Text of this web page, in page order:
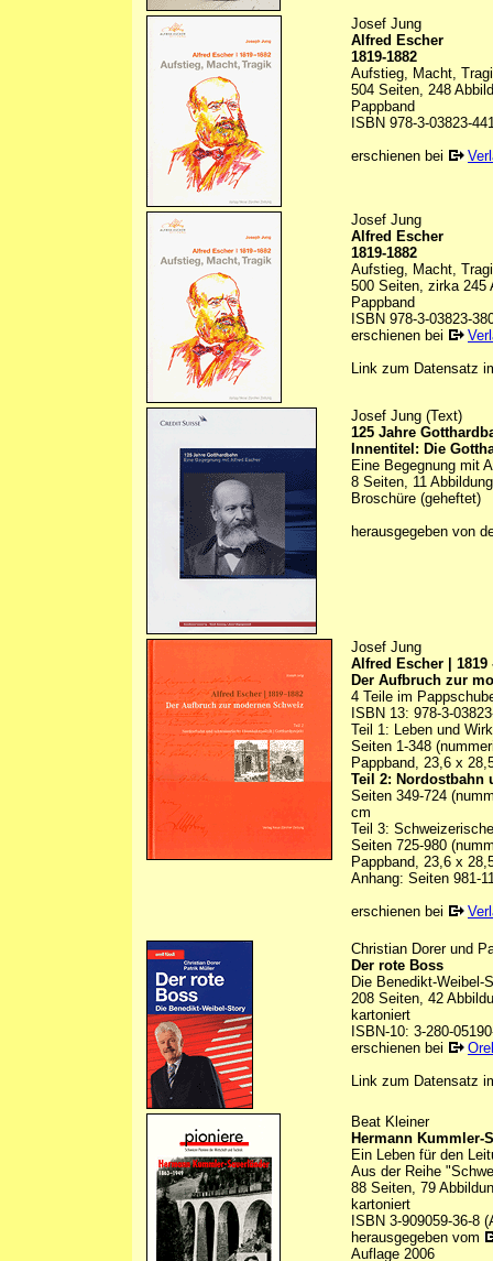
Josef Jung
Alfred Escher
1819-1882
Aufstieg, Macht,
504 Seiten, 248
Pappband
ISBN 978-3-03823-
erschienen bei
Josef Jung
Alfred Escher
1819-1882
Aufstieg, Macht,
500 Seiten, zirka 245
Pappband
ISBN 978-3-03823-
erschienen bei
Link zum Datensatz
Josef Jung (Text)
125 Jahre
Innentitel: Die
Eine Begegnung mit
8 Seiten, 11
Broschüre (geheftet)
herausgegeben von
Josef Jung
Alfred Escher | 1819
Der Aufbruch zur
4 Teile im
ISBN 13: 978-3-
Teil 1: Leben und
Seiten 1-348
Pappband, 23,6 x
Teil 2: Nordostbahn
Seiten 349-724
cm
Teil 3:
Seiten 725-980
Pappband, 23,6 x
Anhang: Seiten 981-
erschienen bei
Christian Dorer und
Der rote Boss
Die Benedikt-Weibel-
208 Seiten, 42
kartoniert
ISBN-10: 3-280-
erschienen bei
Link zum Datensatz
Beat Kleiner
Hermann Kummler-
Ein Leben für den
Aus der Reihe
88 Seiten, 79
kartoniert
ISBN 3-909059-36-8
herausgegeben vom
Auflage 2006